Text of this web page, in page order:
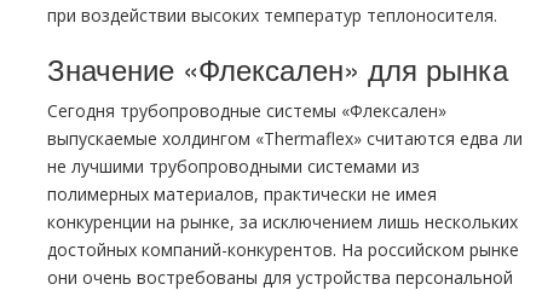
при воздействии высоких температур теплоносителя.
Значение «Флексален» для рынка
Сегодня трубопроводные системы «Флексален»
выпускаемые холдингом «Thermaflex» считаются едва ли
не лучшими трубопроводными системами из
полимерных материалов, практически не имея
конкуренции на рынке, за исключением лишь нескольких
достойных компаний-конкурентов. На российском рынке
они очень востребованы для устройства персональной